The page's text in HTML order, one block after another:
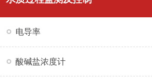
电导率
酸碱盐浓度计